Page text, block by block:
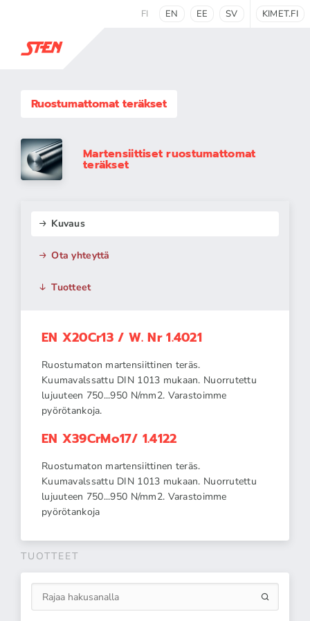
FI EN EE SV KIMET.FI
Ruostumattomat teräkset
Martensiittiset ruostumattomat
teräkset
Kuvaus
Ota yhteyttä
Tuotteet
EN X20Cr13 / W. Nr 1.4021
Ruostumaton martensiittinen teräs.
Kuumavalssattu DIN 1013 mukaan. Nuorrutettu
lujuuteen 750...950 N/mm2. Varastoimme
pyörötankoja.
EN X39CrMo17/ 1.4122
Ruostumaton martensiittinen teräs.
Kuumavalssattu DIN 1013 mukaan. Nuorrutettu
lujuuteen 750...950 N/mm2. Varastoimme
pyörötankoja
TUOTTEET